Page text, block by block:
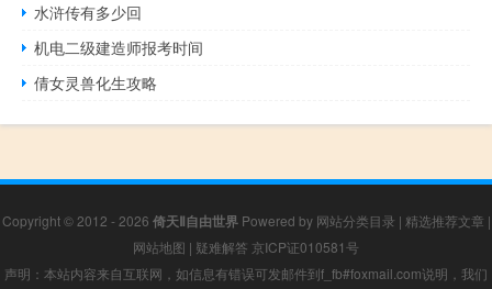
水浒传有多少回
机电二级建造师报考时间
倩女灵兽化生攻略
Copyright © 2012 - 2026 倚天Ⅱ自由世界Powered by 网站分类目录 | 精选推荐文章 |
网站地图 | 疑难解答 京ICP证010581号
声明：本站内容来自互联网，如信息有错误可发邮件到f_fb#foxmail.com说明，我们